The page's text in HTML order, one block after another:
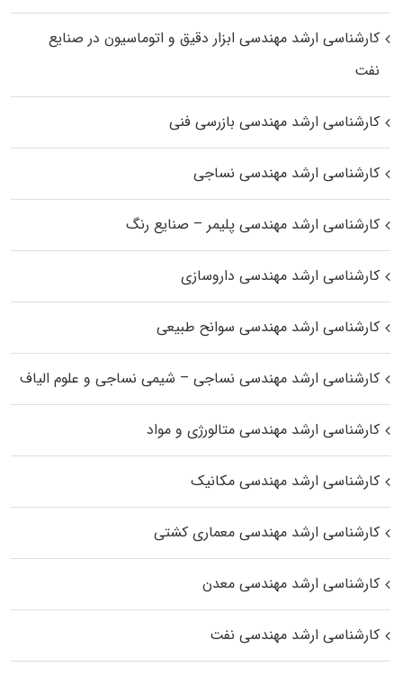
کارشناسی ارشد مهندسی ابزار دقیق و اتوماسیون در صنایع
نفت
کارشناسی ارشد مهندسی بازرسی فنی
کارشناسی ارشد مهندسی نساجی
کارشناسی ارشد مهندسی پلیمر – صنایع رنگ
کارشناسی ارشد مهندسی داروسازی
کارشناسی ارشد مهندسی سوانح طبیعی
کارشناسی ارشد مهندسی نساجی – شیمی نساجی و علوم الیاف
کارشناسی ارشد مهندسی متالورژی و مواد
کارشناسی ارشد مهندسی مکانیک
کارشناسی ارشد مهندسی معماری کشتی
کارشناسی ارشد مهندسی معدن
کارشناسی ارشد مهندسی نفت